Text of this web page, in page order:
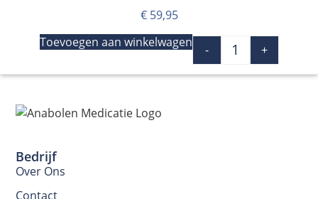
€59,95
- +
Toevoegen aan winkelwagen
Bedrijf
Over Ons
Contact